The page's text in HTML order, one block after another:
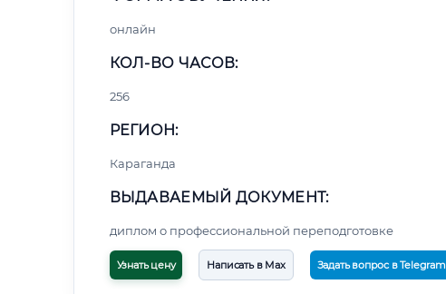
онлайн
КОЛ-ВО ЧАСОВ:
256
РЕГИОН:
Караганда
ВЫДАВАЕМЫЙ ДОКУМЕНТ:
диплом о профессиональной переподготовке
Узнать цену Написать в Max Задать вопрос в Telegram